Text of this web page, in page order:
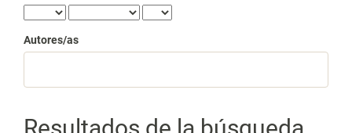
Autores/as